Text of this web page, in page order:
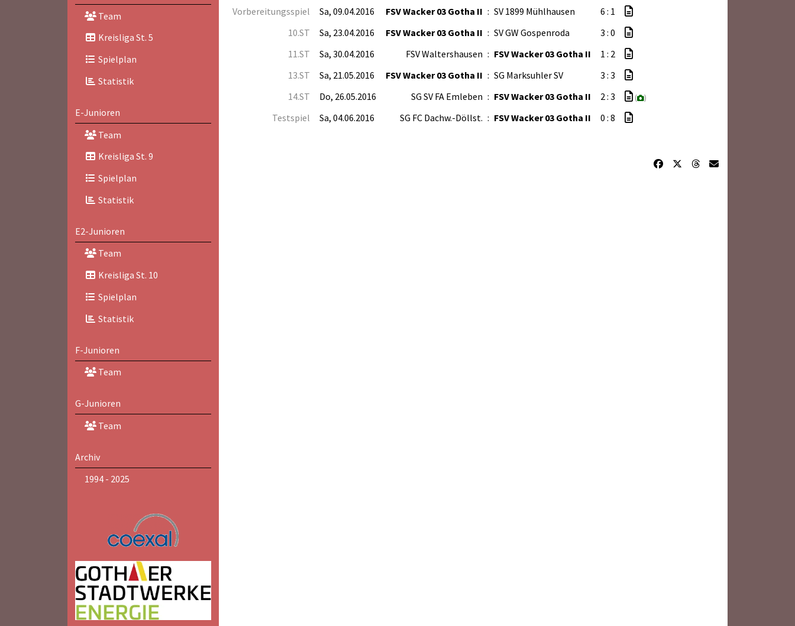
Team
Kreisliga St. 5
Spielplan
Statistik
E-Junioren
Team
Kreisliga St. 9
Spielplan
Statistik
E2-Junioren
Team
Kreisliga St. 10
Spielplan
Statistik
F-Junioren
Team
G-Junioren
Team
Archiv
1994 - 2025
Vorbereitungsspiel
Sa, 09.04.2016 FSV Wacker 03 Gotha II : SV 1899 Mühlhausen
6 : 1
10.ST
Sa, 23.04.2016 FSV Wacker 03 Gotha II : SV GW Gospenroda
3 : 0
11.ST
Sa, 30.04.2016 FSV Waltershausen : FSV Wacker 03 Gotha II
1 : 2
13.ST
Sa, 21.05.2016 FSV Wacker 03 Gotha II : SG Marksuhler SV
3 : 3
14.ST
Do, 26.05.2016 SG SV FA Emleben : FSV Wacker 03 Gotha II 2 : 3 ( )
Testspiel Sa, 04.06.2016 SG FC Dachw.-Döllst. : FSV Wacker 03 Gotha II 0 : 8